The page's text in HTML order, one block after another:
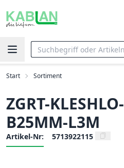
Start Sortiment
ZGRT-
B25MM-L3M
Artikel-Nr: 5713922115